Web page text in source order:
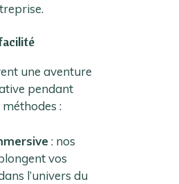
une aventure
pendant
:
: nos
vos
l’univers du